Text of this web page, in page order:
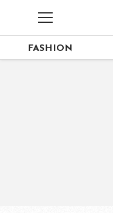
FASHION